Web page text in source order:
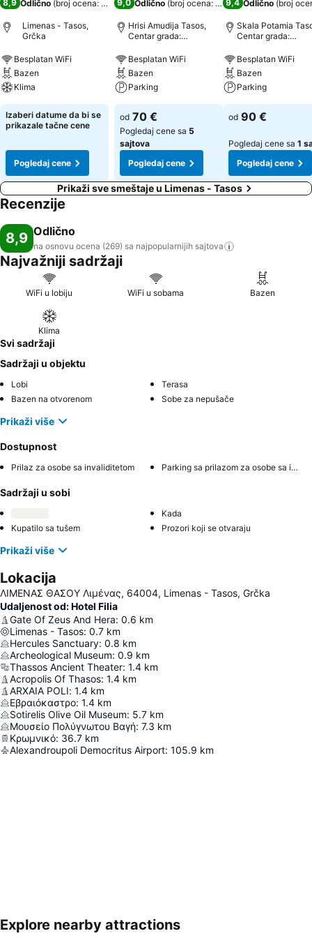
8,9 Odlično (broj ocena: 269)
Limenas - Tasos,
Grčka
Besplatan WiFi
Bazen
Klima
Izaberi datume da bi se
prikazale tačne cene
Pogledaj cene
9,0 Odlično (broj ocena: 446)
Hrisi Amudija Tasos,
Centar grada:
Besplatan WiFi
Bazen
Parking
od 70 €
Pogledaj cene sa 5
sajtova
Pogledaj cene
9,4 Odlično (broj
Skala Potamia
Centar grada:
Besplatan WiFi
Bazen
Parking
od 90 €
Pogledaj cene sa 1
Pogledaj cene
Prikaži sve smeštaje u Limenas - Tasos
Recenzije
8,9 Odlično
na osnovu ocena (269) sa najpopularnijih sajtova
Najvažniji sadržaji
WiFi u lobiju WiFi u sobama Bazen
Klima
Svi sadržaji
Sadržaji u objektu
Lobi
Terasa
Bazen na otvorenom
Sobe za nepušače
Prikaži više
Dostupnost
Prilaz za osobe sa invaliditetom Parking sa prilazom za osobe sa invaliditetom
Sadržaji u sobi
Kada
Kupatilo sa tušem
Prozori koji se otvaraju
Prikaži više
Lokacija
ΛΙΜΕΝΑΣ ΘΑΣΟΥ Λιμένας, 64004, Limenas - Tasos, Grčka
Udaljenost od: Hotel Filia
Gate Of Zeus And Hera: 0.6 km
Limenas - Tasos: 0.7 km
Hercules Sanctuary: 0.8 km
Archeological Museum: 0.9 km
Thassos Ancient Theater: 1.4 km
Acropolis Of Thasos: 1.4 km
ARXAIA POLI: 1.4 km
Εβραιόκαστρο: 1.4 km
Sotirelis Olive Oil Museum: 5.7 km
Μουσείο Πολύγνωτου Βαγή: 7.3 km
Κρωμνικό: 36.7 km
Alexandroupoli Democritus Airport: 105.9 km
Explore nearby attractions